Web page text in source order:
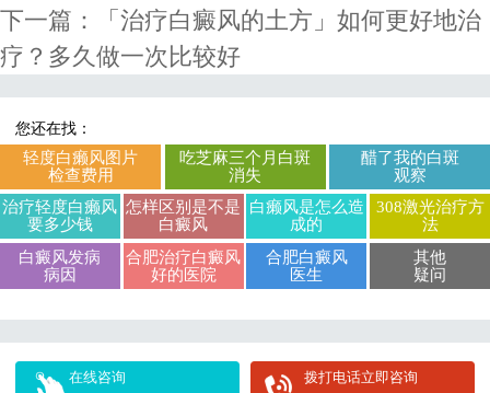
下一篇：
「治疗白癜风的土方」如何更好地治
疗？多久做一次比较好
您还在找：
轻度白癞风图片
检查费用
吃芝麻三个月白斑
消失
醋了我的白斑
观察
治疗轻度白癞风
要多少钱
怎样区别是不是
白癜风
白癞风是怎么造
成的
308激光治疗方
法
白癜风发病
病因
合肥治疗白癜风
好的医院
合肥白癜风
医生
其他
疑问
在线咨询 拨打电话立即咨询